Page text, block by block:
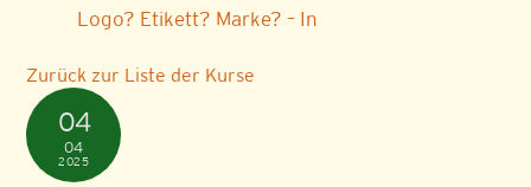
Logo? Etikett? Marke? – In
Zurück zur Liste der Kurse
04
04
2025